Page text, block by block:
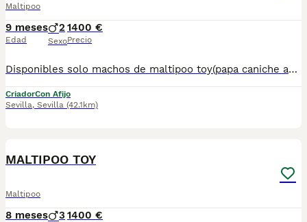
Maltipoo
9 meses
Edad
2
Sexo
1400 €
Precio
Disponibles solo machos de maltipoo toy(papa caniche asiático y mamá bichon maltes toy) . Listos para entregar.Posibilidad de envío en la Península. Mas información llamadas o WhatsApp 672 74 54 09 Pvp 1.400€
CriadorCon Afijo
Sevilla, Sevilla (42.1km)
MALTIPOO TOY
Maltipoo
8 meses 3 1400 €